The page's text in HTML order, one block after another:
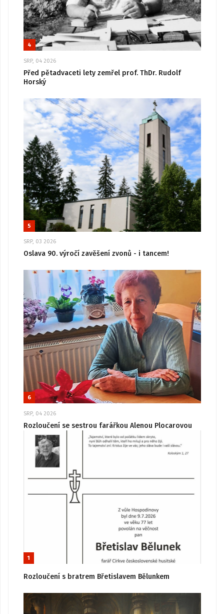
4
SRP, 04 2026
Před pětadvaceti lety zemřel prof. ThDr. Rudolf
Horský
5
SRP, 03 2026
Oslava 90. výročí zavěšení zvonů - i tancem!
6
SRP, 04 2026
Rozloučení se sestrou farářkou Alenou Plocarovou
1
Rozloučení s bratrem Břetislavem Bělunkem